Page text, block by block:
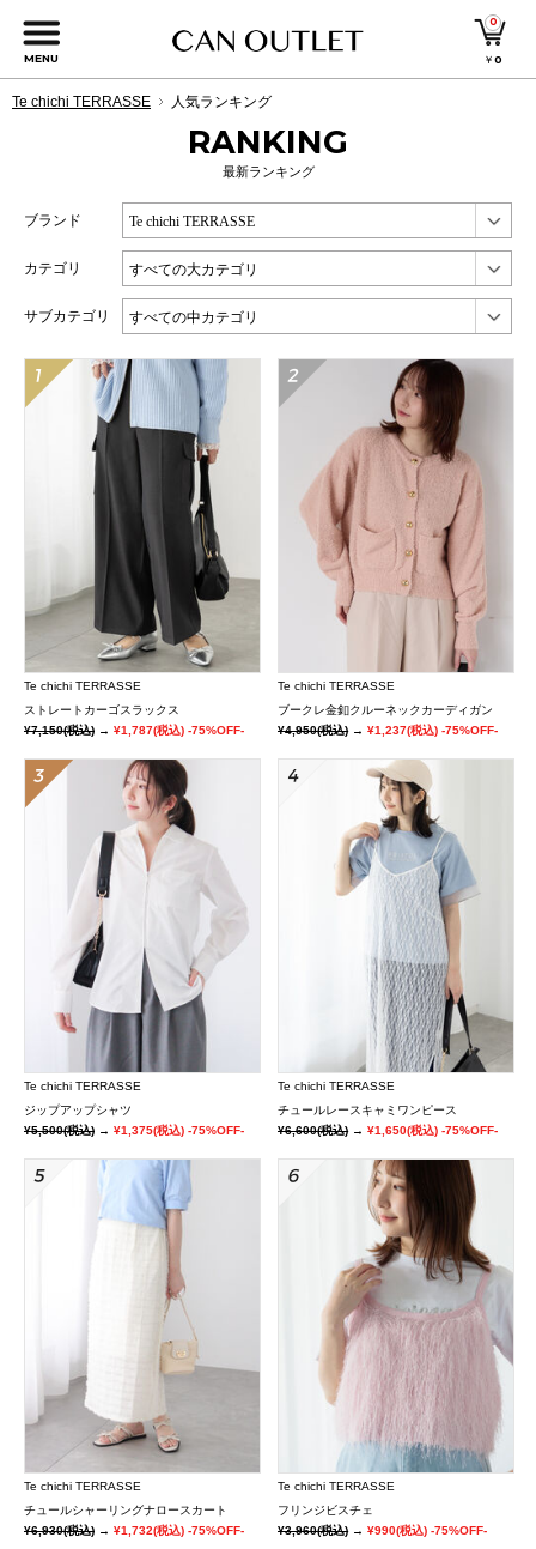
MENU
0
￥0
Te chichi TERRASSE 人気ランキング
RANKING
最新ランキング
ブランド
カテゴリ
サブカテゴリ
Te chichi TERRASSE
ストレートカーゴスラックス
¥7,150(税込) → ¥1,787(税込) -75%OFF-
Te chichi TERRASSE
ブークレ金釦クルーネックカーディガン
¥4,950(税込)→¥1,237(税込) -75%OFF-
Te chichi TERRASSE
ジップアップシャツ
¥5,500(税込) → ¥1,375(税込) -75%OFF-
Te chichi TERRASSE
チュールレースキャミワンピース
¥6,600(税込)→¥1,650(税込) -75%OFF-
Te chichi TERRASSE
チュールシャーリングナロースカート
¥6,930(税込) → ¥1,732(税込) -75%OFF-
Te chichi TERRASSE
フリンジビスチェ
¥3,960(税込)→¥990(税込) -75%OFF-